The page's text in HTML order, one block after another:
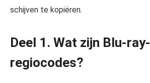
schijven te kopiëren.
Deel 1. Wat zijn Blu-ray-
regiocodes?